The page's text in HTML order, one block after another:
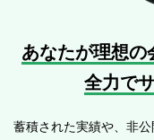
あなたが理想の
全力で
蓄積された実績や、非